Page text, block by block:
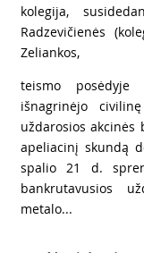
kolegija,
Radzevičienės
Zeliankos,
teismo posėdyje
išnagrinėjo
uždarosios akcinės
apeliacinį skundą
spalio 21 d.
bankrutavusios
metalo...